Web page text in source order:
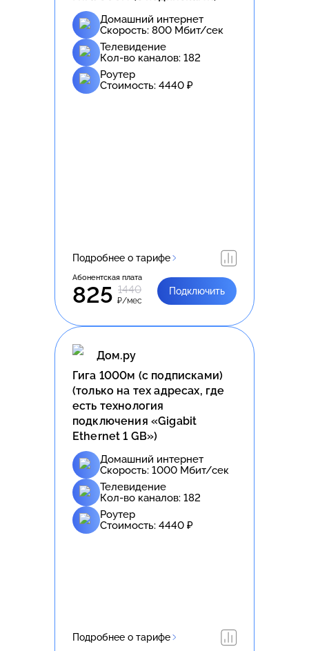
Домашний интернет
Скорость: 800 Мбит/сек
Телевидение
Кол-во каналов: 182
Роутер
Стоимость: 4440 ₽
Подробнее о тарифе
Абонентская плата
825 1440
₽/мес
Подключить
Дом.ру
Гига 1000м (с подписками)
(только на тех адресах, где
есть технология
подключения «Gigabit
Ethernet 1 GB»)
Домашний интернет
Скорость: 1000 Мбит/сек
Телевидение
Кол-во каналов: 182
Роутер
Стоимость: 4440 ₽
Подробнее о тарифе